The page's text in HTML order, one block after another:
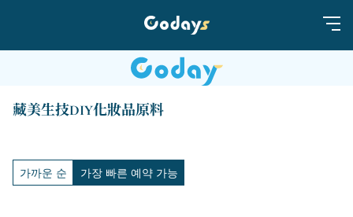
藏美生技DIY化妝品原料
가까운 순 가장 빠른 예약 가능